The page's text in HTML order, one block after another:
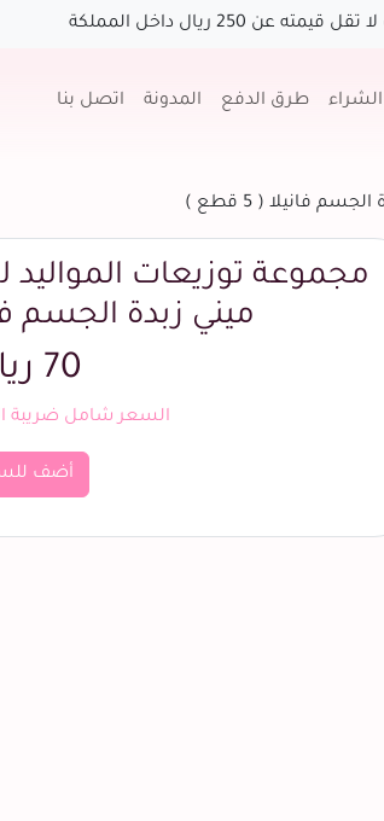
250 ريال داخل المملكة
طرق الدفع المدونة اتصل بنا
فانيلا ( 5 قطع )
مجموعة توزيعات
ميني زبدة الجسم فانيلا
70 ريال
السعر شامل ضريبة
أضف